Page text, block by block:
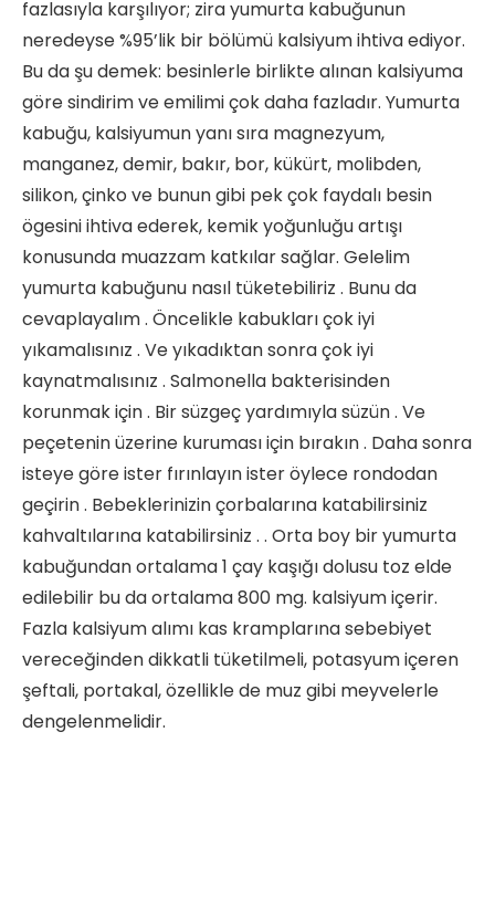
fazlasıyla karşılıyor; zira yumurta kabuğunun
neredeyse %95’lik bir bölümü kalsiyum ihtiva ediyor.
Bu da şu demek: besinlerle birlikte alınan kalsiyuma
göre sindirim ve emilimi çok daha fazladır. Yumurta
kabuğu, kalsiyumun yanı sıra magnezyum,
manganez, demir, bakır, bor, kükürt, molibden,
silikon, çinko ve bunun gibi pek çok faydalı besin
ögesini ihtiva ederek, kemik yoğunluğu artışı
konusunda muazzam katkılar sağlar. Gelelim
yumurta kabuğunu nasıl tüketebiliriz . Bunu da
cevaplayalım . Öncelikle kabukları çok iyi
yıkamalısınız . Ve yıkadıktan sonra çok iyi
kaynatmalısınız . Salmonella bakterisinden
korunmak için . Bir süzgeç yardımıyla süzün . Ve
peçetenin üzerine kuruması için bırakın . Daha sonra
isteye göre ister fırınlayın ister öylece rondodan
geçirin . Bebeklerinizin çorbalarına katabilirsiniz
kahvaltılarına katabilirsiniz . . Orta boy bir yumurta
kabuğundan ortalama 1 çay kaşığı dolusu toz elde
edilebilir bu da ortalama 800 mg. kalsiyum içerir.
Fazla kalsiyum alımı kas kramplarına sebebiyet
vereceğinden dikkatli tüketilmeli, potasyum içeren
şeftali, portakal, özellikle de muz gibi meyvelerle
dengelenmelidir.